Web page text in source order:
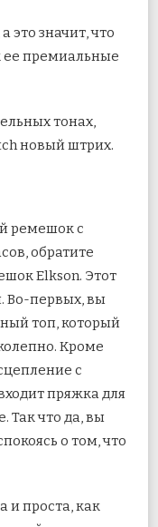
это значит, что
ее премиальные
тонах,
новый штрих.
ремешок с
обратите
Elkson. Этот
Во-первых, вы
топ, который
Кроме
с
пряжка для
Так что да, вы
о том, что
и проста, как